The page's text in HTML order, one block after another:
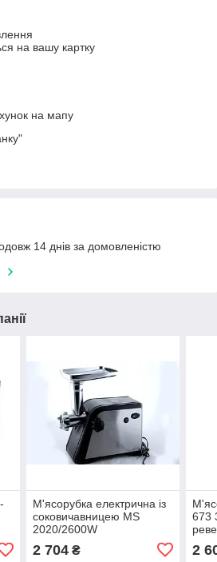
на вашу картку
на мапу
14 днів за домовленістю
М'ясорубка електрична із
соковичавницею MS
2020/2600W
2 704₴
673
2